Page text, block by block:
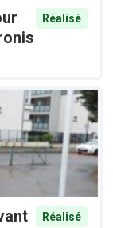
Réalisé
Réalisé